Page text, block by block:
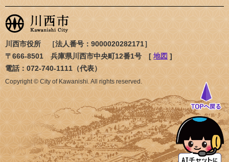
川西市役所 ［法人番号：9000020282171］
〒666-8501 兵庫県川西市中央町12番1号 [ 地図 ]
電話：072-740-1111（代表）
Copyright © City of Kawanishi. All rights reserved.